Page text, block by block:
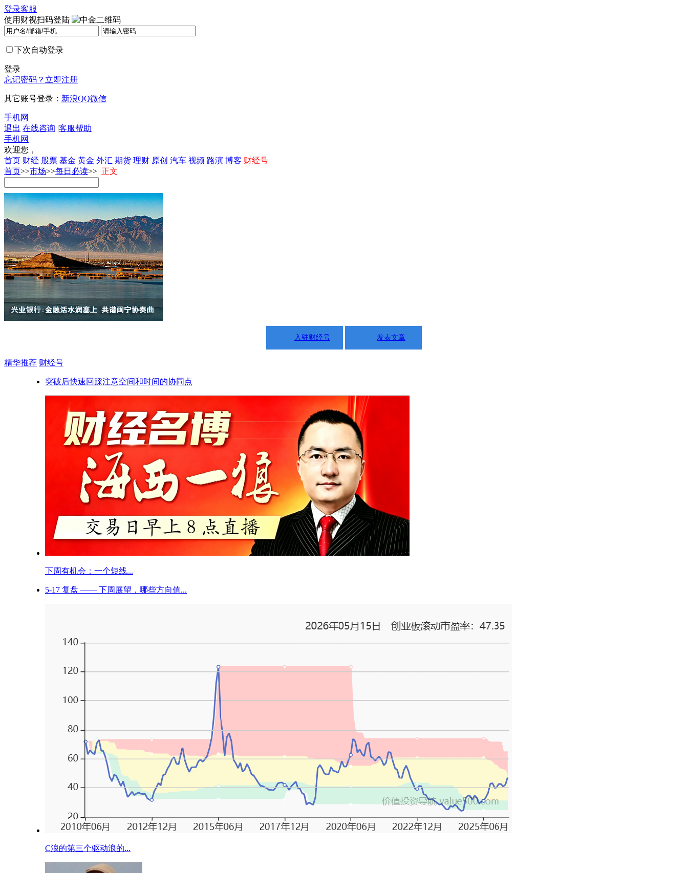
登录客服
使用财视扫码登陆
下次自动登录
登录
忘记密码？ 立即注册
其它账号登录： 新浪QQ微信
手机网
退出 在线咨询 |客服帮助
手机网
欢迎您，
首页 财经 股票 基金 黄金 外汇 期货 理财 原创 汽车 视频 路演 博客 财经号
首页>>市场>>每日必读>> 正文
入驻财经号 发表文章
精华推荐 财经号
突破后快速回踩注意空间和时间的协同点
下周有机会：一个短线...
5-17 复盘 —— 下周展望，哪些方向值...
C浪的第三个驱动浪的...